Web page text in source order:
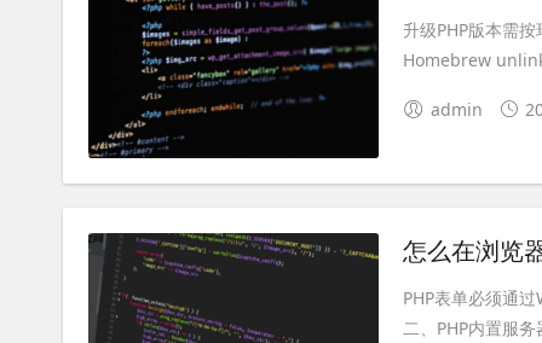
升级PHP版本需
Homebrew
admin
怎么在浏览
PHP表单必须通
二、PHP内置服